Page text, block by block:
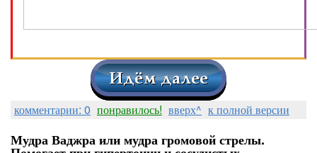
комментарии: 0 понравилось! вверх^ к полной версии
Мудра Ваджра или мудра громовой стрелы.